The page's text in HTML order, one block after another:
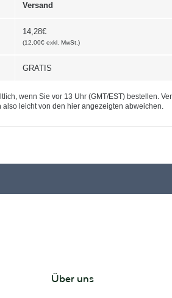
Versand
14,28€
(12,00€ exkl. MwSt. )
GRATIS
wenn Sie vor 13 Uhr (GMT/EST) bestellen.
leicht von den hier angezeigten abweichen.
Über uns